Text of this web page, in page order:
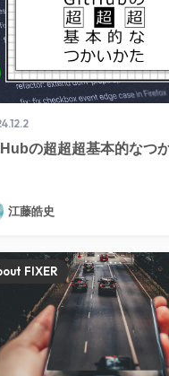
の超超超基本的なつ
江藤皓史
FIXER